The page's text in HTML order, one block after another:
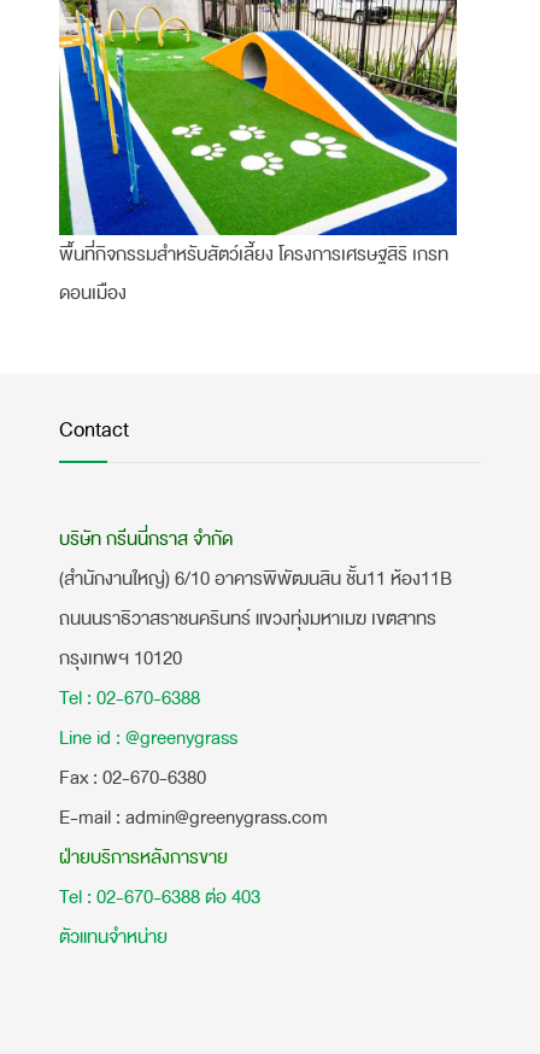
พื้นที่กิจกรรมสำหรับสัตว์เลี้ยง โครงการเศรษฐสิริ เกรท
ดอนเมือง
Contact
บริษัท กรีนนี่กราส จำกัด
(สำนักงานใหญ่) 6/10 อาคารพิพัฒนสิน ชั้น11 ห้อง11B
ถนนนราธิวาสราชนครินทร์ แขวงทุ่งมหาเมฆ เขตสาทร
กรุงเทพฯ 10120
Tel : 02-670-6388
Line id : @greenygrass
​Fax : 02-670-6380
E-mail : admin@greenygrass.com
ฝ่ายบริการหลังการขาย
Tel : 02-670-6388 ต่อ 403
ตัวแทนจำหน่าย